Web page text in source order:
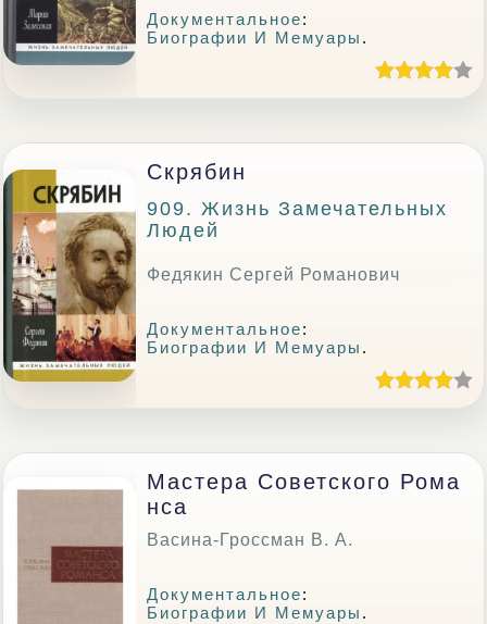
Документальное:
Биографии И Мемуары .
Скрябин
909. Жизнь Замечательных
Людей
Федякин Сергей Романович
Документальное:
Биографии И Мемуары .
Мастера Советского Рома
Нса
Васина-Гроссман В. А.
Документальное:
Биографии И Мемуары .